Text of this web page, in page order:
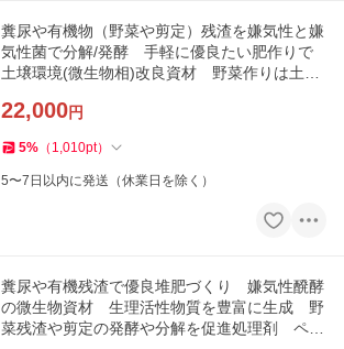
糞尿や有機物（野菜や剪定）残渣を嫌気性と嫌
気性菌で分解/発酵 手軽に優良たい肥作りで
土壌環境(微生物相)改良資材 野菜作りは土作
22,000円
5% （ 1,010pt）
5〜7日以内に発送（休業日を除く）
糞尿や有機残渣で優良堆肥づくり 嫌気性醗酵
の微生物資材 生理活性物質を豊富に生成 野
菜残渣や剪定の発酵や分解を促進処理剤 ペサ